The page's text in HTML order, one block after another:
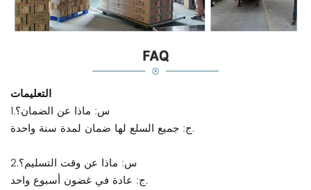
التعليمات
1.س: ماذا عن الضمان؟
ج: جميع السلع لها ضمان لمدة سنة واحدة.
2.س: ماذا عن وقت التسليم؟
ج: عادة في غضون أسبوع واحد.